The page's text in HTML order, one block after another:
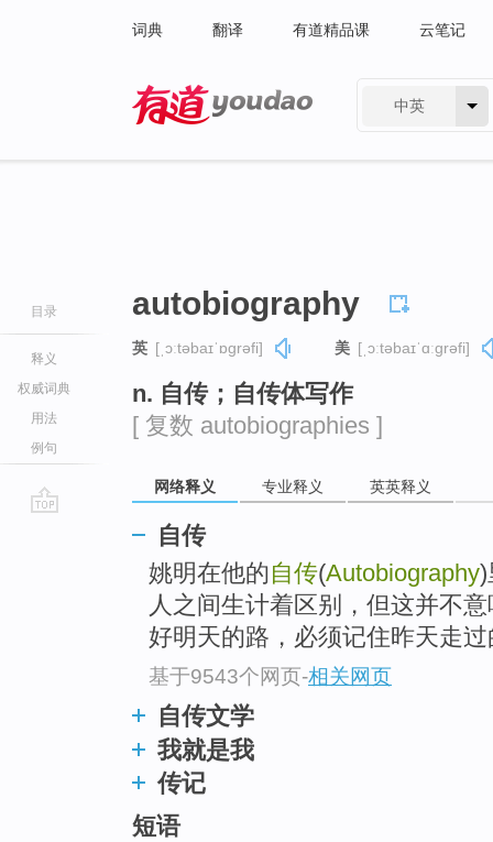
词典 翻译 有道精品课 云笔记
中英
目录
释义
权威词典
用法
例句
autobiography
英 [ˌɔːtəbaɪˈɒɡrəfi] 美 [ˌɔːtəbaɪˈɑːɡrəfi]
n. 自传；自传体写作
[ 复数 autobiographies ]
网络释义 专业释义 英英释义
自传
姚明在他的 自传(Autobiography)
人之间生计着区别，但这并不
好明天的路，必须记住昨天走
基于9543个网页-相关网页
自传文学
我就是我
传记
短语